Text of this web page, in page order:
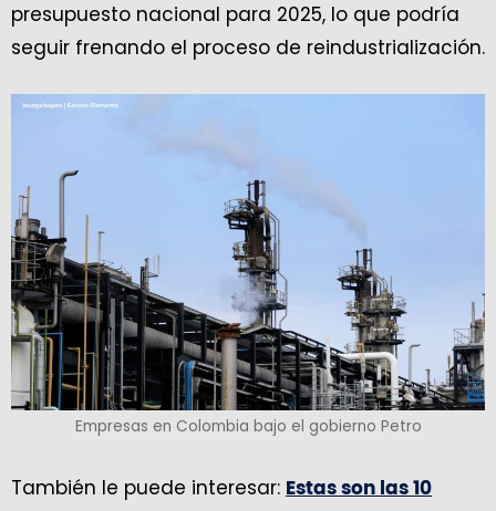
presupuesto nacional para 2025, lo que podría
seguir frenando el proceso de reindustrialización.
Empresas en Colombia bajo el gobierno Petro
También le puede interesar: Estas son las 10